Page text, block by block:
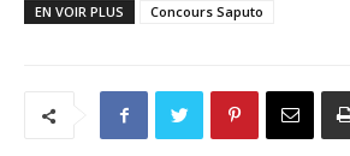
EN VOIR PLUS Concours Saputo